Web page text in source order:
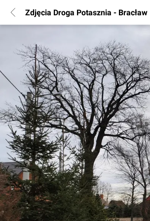
POPULARNE REGIONY
Warszawa
Poznań
Gdańsk
INFORMACJE
Regulamin
Marketing nieruchomości
Zdjęcia Droga Potasznia - Bracław